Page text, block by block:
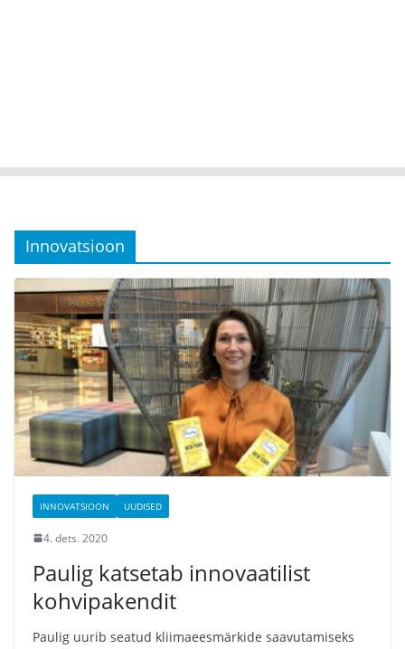
Innovatsioon
INNOVATSIOON UUDISED
4. dets. 2020
Paulig katsetab innovaatilist
kohvipakendit
Paulig uurib seatud kliimaeesmärkide saavutamiseks